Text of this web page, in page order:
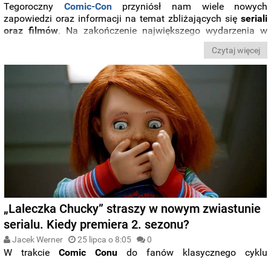
Tegoroczny Comic-Conprzyniósł nam wiele nowych
zapowiedzi oraz informacji na temat zbliżających sięseriali
oraz filmów. Na zakończenie największego wydarzenia w
zaprezentowała
widzom rozszerzony zwiastun swojego najnowszego hitu.
Jak zapowiada się „
Ród smoka”, którym wrócimy do świata z
Czytaj więcej
„Laleczka Chucky” straszy w nowym zwiastunie
serialu. Kiedy premiera 2. sezonu?
Jacek Werner 25 lipca o 8:05 0
W trakcieComic Conu do fanów klasycznego cyklu